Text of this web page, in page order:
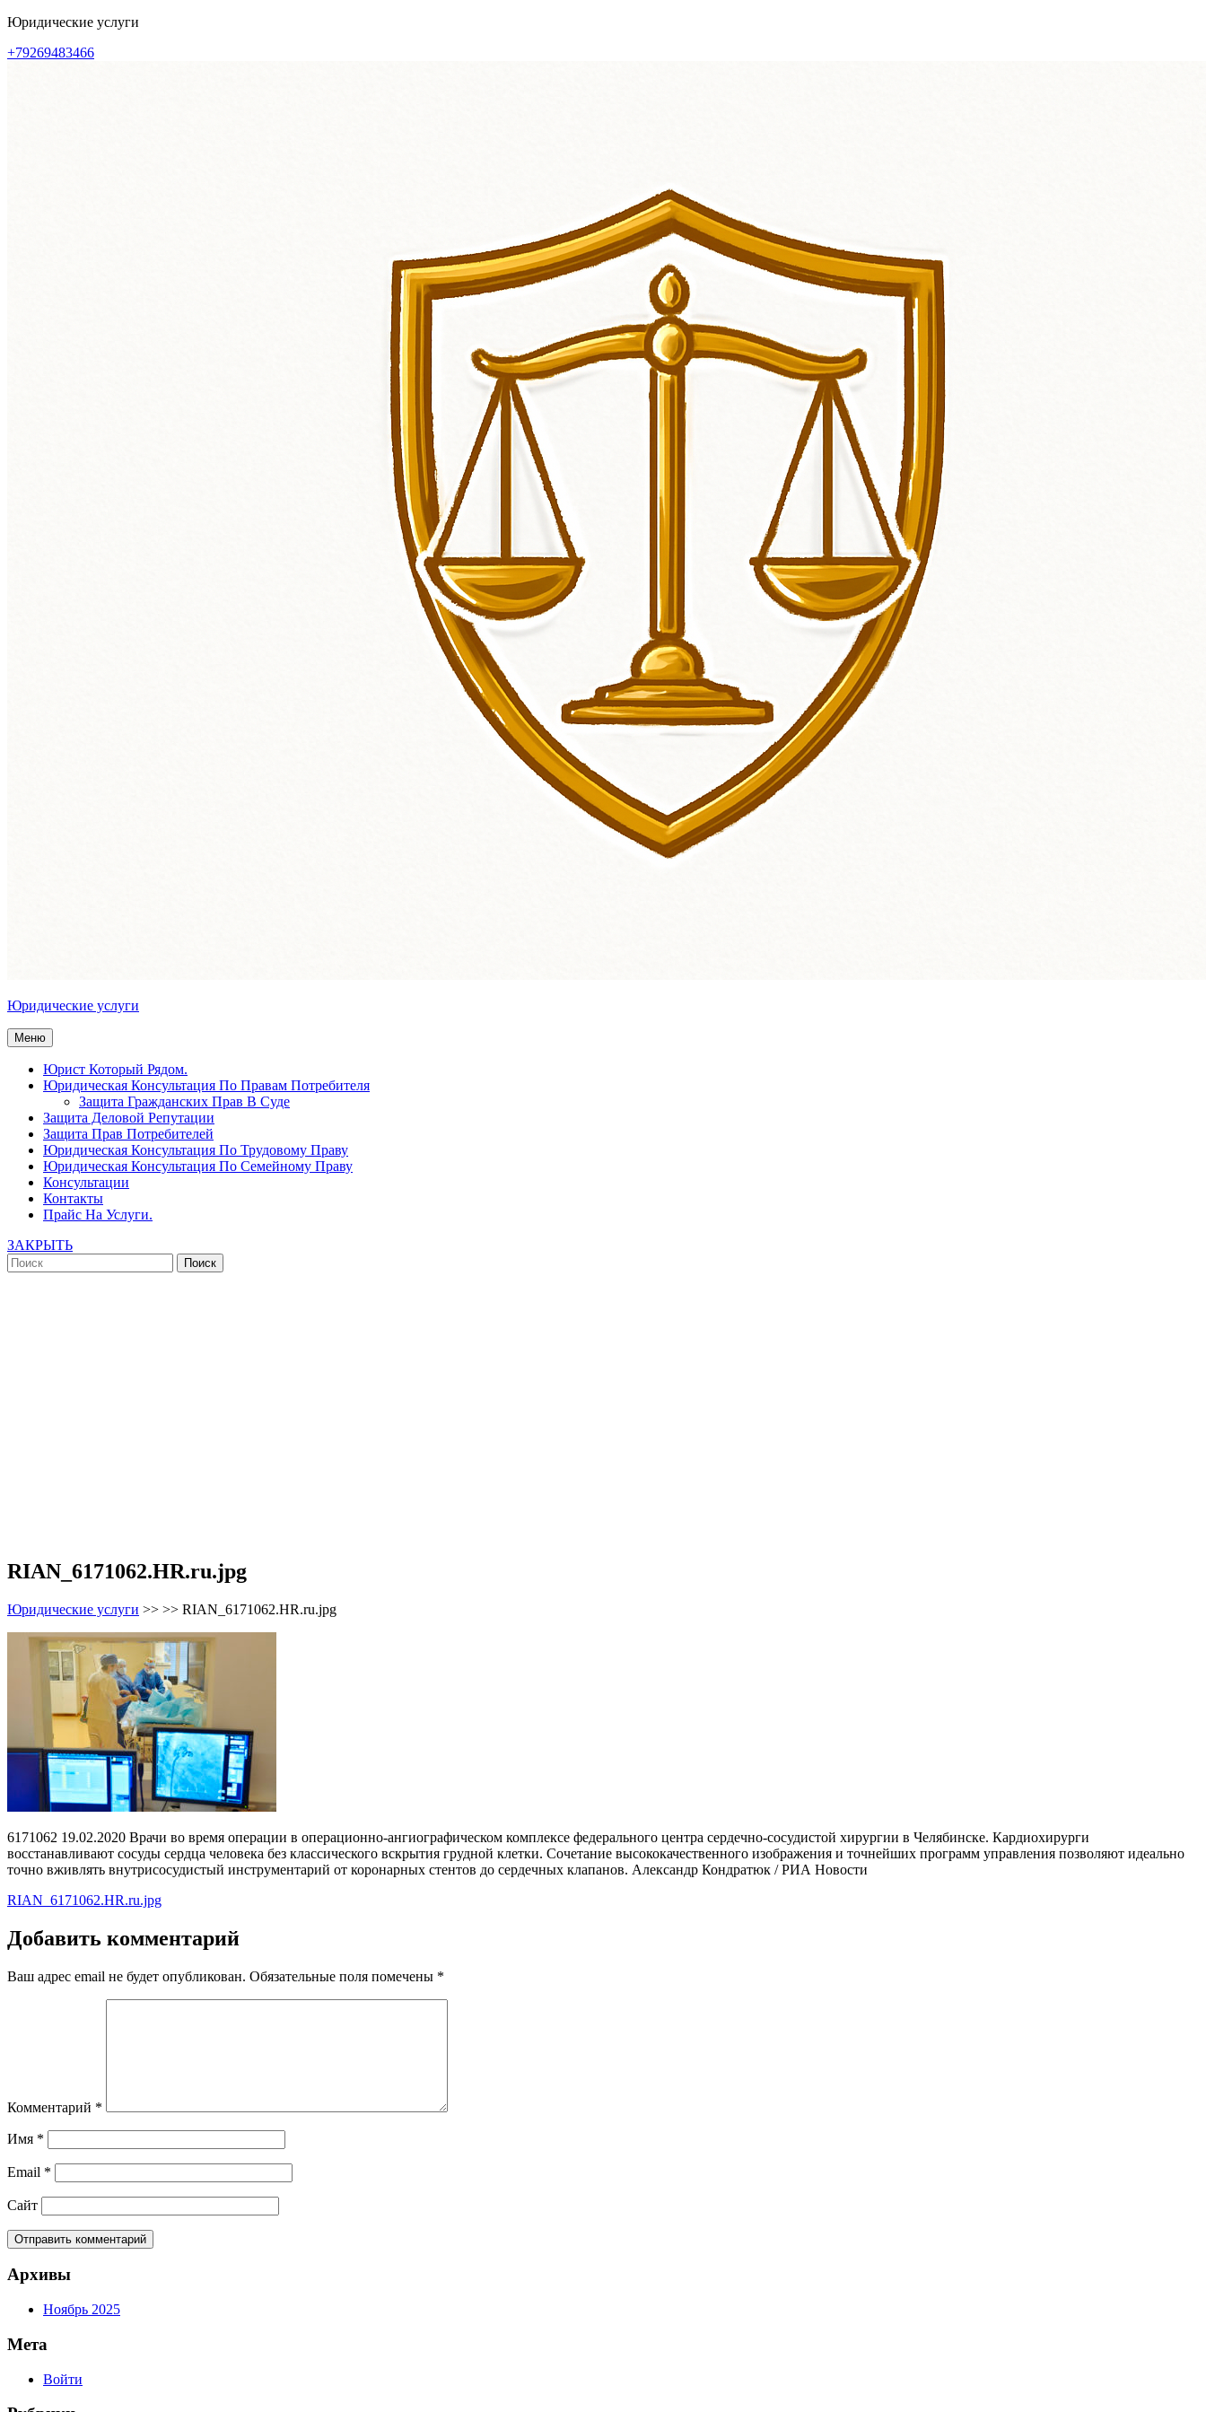
Перейти
содержимому
Юридические услуги
+79269483466
Юридические услуги
Меню
Юрист Который Рядом.
Юридическая Консультация По Правам Потребителя
Защита Гражданских Прав В Суде
Защита Деловой Репутации
Защита Прав Потребителей
Юридическая Консультация По Трудовому Праву
Юридическая Консультация По Семейному Праву
Консультации
Контакты
Прайс На Услуги.
ЗАКРЫТЬ
RIAN_6171062.HR.ru.jpg
Юридические услуги >> >> RIAN_6171062.HR.ru.jpg
6171062 19.02.2020 Врачи во время операции в операционно-ангиографическом комплексе федерального центра сердечно-сосудистой хирургии в Челябинске. Кардиохирурги
восстанавливают сосуды сердца человека без классического вскрытия грудной клетки. Сочетание высококачественного изображения и точнейших программ управления позволяют идеально
точно вживлять внутрисосудистый инструментарий от коронарных стентов до сердечных клапанов. Александр Кондратюк / РИА Новости
Навигация
по
записям
RIAN_6171062.HR.ru.jpg
Добавить комментарий
Ваш адрес email не будет опубликован. Обязательные поля помечены *
Комментарий *
Имя *
Email *
Сайт
Архивы
Ноябрь 2025
Мета
Войти